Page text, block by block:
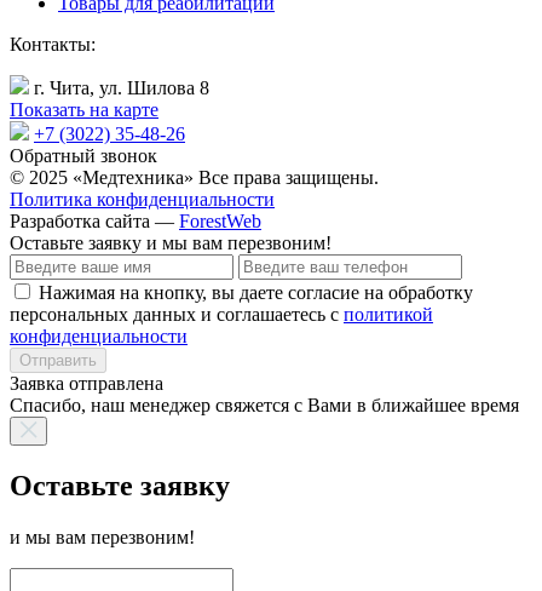
Контакты:
г. Чита, ул. Шилова 8
Показать на карте
+7 (3022) 35-48-26
Обратный звонок
© 2025 «Медтехника» Все права защищены.
Политика конфиденциальности
Разработка сайта — ForestWeb
Оставьте заявку и мы вам перезвоним!
Нажимая на кнопку, вы даете согласие на обработку
персональных данных и соглашаетесь с политикой
конфиденциальности
Отправить
Заявка отправлена
Спасибо, наш менеджер свяжется с Вами в ближайшее время
Оставьте заявку
и мы вам перезвоним!